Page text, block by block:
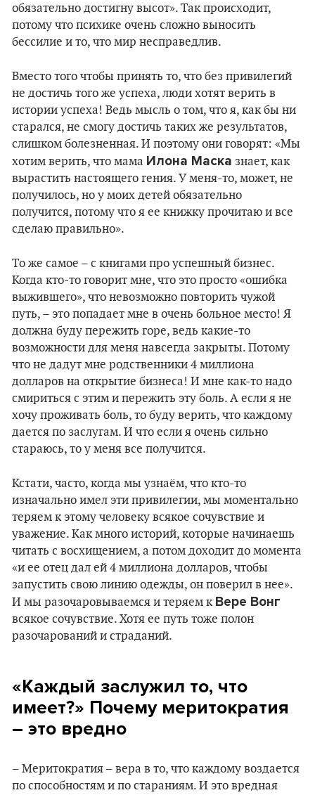
обязательно достигну высот». Так происходит,
потому что психике очень сложно выносить
бессилие и то, что мир несправедлив.
Вместо того чтобы принять то, что без привилегий
не достичь того же успеха, люди хотят верить в
истории успеха! Ведь мысль о том, что я, как бы ни
старался, не смогу достичь таких же результатов,
слишком болезненная. И поэтому они говорят: «Мы
хотим верить, что мама Илона Маска знает, как
вырастить настоящего гения. У меня-то, может, не
получилось, но у моих детей обязательно
получится, потому что я ее книжку прочитаю и все
сделаю правильно».
То же самое – с книгами про успешный бизнес.
Когда кто-то говорит мне, что это просто «ошибка
выжившего», что невозможно повторить чужой
путь, – это попадает мне в очень больное место! Я
должна буду пережить горе, ведь какие-то
возможности для меня навсегда закрыты. Потому
что не дадут мне родственники 4 миллиона
долларов на открытие бизнеса! И мне как-то надо
смириться с этим и пережить эту боль. А если я не
хочу проживать боль, то буду верить, что каждому
дается по заслугам. И что если я очень сильно
стараюсь, то у меня все получится.
Кстати, часто, когда мы узнаём, что кто-то
изначально имел эти привилегии, мы моментально
теряем к этому человеку всякое сочувствие и
уважение. Как много историй, которые начинаешь
читать с восхищением, а потом доходит до момента
«и ее отец дал ей 4 миллиона долларов, чтобы
запустить свою линию одежды, он поверил в нее».
И мы разочаровываемся и теряем к Вере Вонг
всякое сочувствие. Хотя ее путь тоже полон
разочарований и страданий.
«Каждый заслужил то, что
имеет?» Почему меритократия
– это вредно
– Меритократия – вера в то, что каждому воздается
по способностям и по стараниям. И это вредная